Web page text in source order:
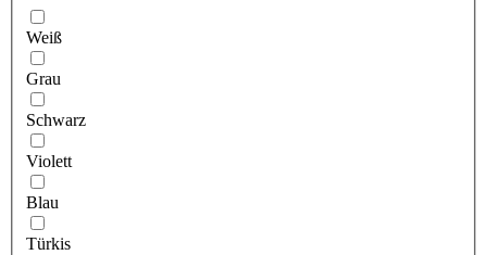
Weiß
Grau
Schwarz
Violett
Blau
Türkis